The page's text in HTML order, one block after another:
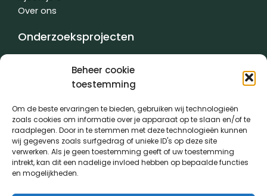
Beheer cookie
toestemming
Om de beste ervaringen te bieden, gebruiken wij technologieën
zoals cookies om informatie over je apparaat op te slaan en/of te
raadplegen. Door in te stemmen met deze technologieën kunnen
wij gegevens zoals surfgedrag of unieke ID's op deze site
verwerken. Als je geen toestemming geeft of uw toestemming
intrekt, kan dit een nadelige invloed hebben op bepaalde functies
en mogelijkheden.
Over ons
Onderzoeksprojecten
Contractwerk
Water
Andere